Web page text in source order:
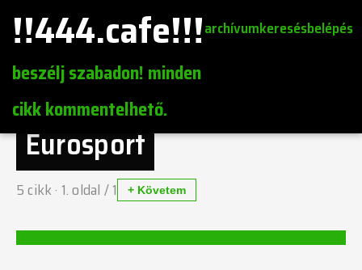
!!444.cafe!!!
beszélj szabadon! minden
cikk kommentelhető.
archívumkeresésbelépés
Eurosport
5cikk · 1. oldal /1 + Követem